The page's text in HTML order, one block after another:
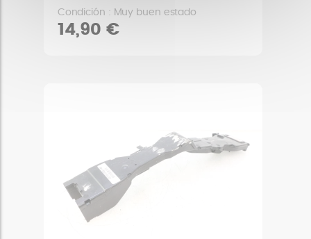
Condición : Muy buen estado
14,90 €